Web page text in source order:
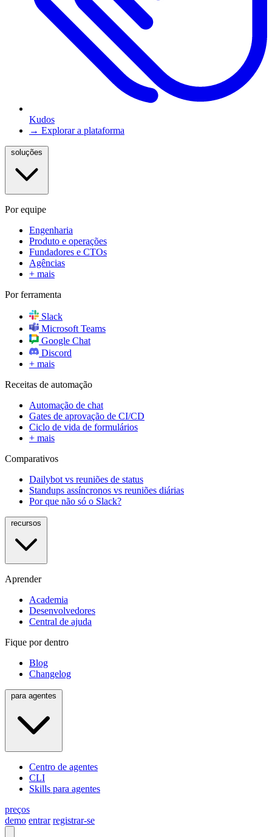
Kudos
→ Explorar a plataforma
Por equipe
Engenharia
Produto e operações
Fundadores e CTOs
Agências
+ mais
Por ferramenta
Slack
Microsoft Teams
Google Chat
Discord
+ mais
Receitas de automação
Automação de chat
Gates de aprovação de CI/CD
Ciclo de vida de formulários
+ mais
Comparativos
Dailybot vs reuniões de status
Standups assíncronos vs reuniões diárias
Por que não só o Slack?
Aprender
Academia
Desenvolvedores
Central de ajuda
Fique por dentro
Blog
Changelog
Centro de agentes
CLI
Skills para agentes
preços
demo entrar registrar-se